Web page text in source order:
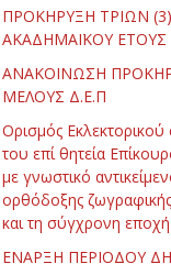
ΠΡΟΚΗΡΥΞΗ ΤΡΙΩΝ
ΑΚΑΔΗΜΑΪΚΟΥ ΕΤΟΥΣ
ΑΝΑΚΟΙΝΩΣΗ
ΜΕΛΟΥΣ Δ.Ε.Π
Ορισμός
του επί θητεία
με γνωστικό
ορθόδοξης
και τη σύγχρονη
ΕΝΑΡΞΗ ΠΕΡΙΟΔΟΥ